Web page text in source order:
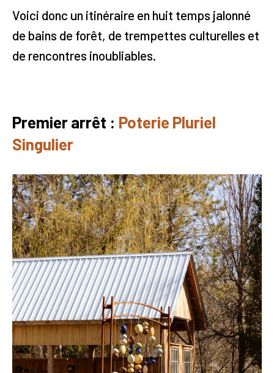
Voici donc un itinéraire en huit temps jalonné
de bains de forêt, de trempettes culturelles et
de rencontres inoubliables.
Premier arrêt : Poterie Pluriel
Singulier